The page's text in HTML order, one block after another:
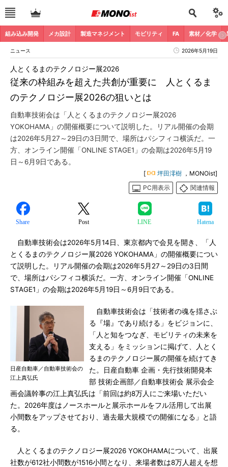
組み込み開発 メカ設計 製造マネジメント モビリティ FA 素材／化学
ニュース 2026年5月19日
従来の枠組みを超えた共創が重要に 人とくるま
のテクノロジー展2026の狙いとは
人とくるまのテクノロジー展2026
自動車技術会は「人とくるまのテクノロジー展2026
YOKOHAMA」の開催概要について説明した。リアル開催の会期
は2026年5月27～29日の3日間で、場所はパシフィコ横浜だ。一
方、オンライン開催「ONLINE STAGE1」の会期は2026年5月19
日～6月9日である。
[ 坪田澪樹 ，MONOist]
PC用表示
関連情報
Share Post LINE Hatena
自動車技術会は2026年5月14日、東京都内で会見を開き、「人
とくるまのテクノロジー展2026 YOKOHAMA」の開催概要につい
て説明した。リアル開催の会期は2026年5月27～29日の3日間
で、場所はパシフィコ横浜だ。一方、オンライン開催「ONLINE
STAGE1」の会期は2026年5月19日～6月9日である。
日産自動車／自動車技術会の
江上真弘氏
自動車技術会は「技術者の魂を揺さぶ
る『場』であり続ける」をビジョンに、
「人と知をつなぎ、モビリティの未来を
支える」をミッションに掲げて、人とく
るまのテクノロジー展の開催を続けてき
た。日産自動車 企画・先行技術開発本
部 技術企画部／自動車技術会 展示会企
画会議幹事の江上真弘氏は「前回は約8万人にご来場いただい
た。2026年度はノースホールと展示ホールをフル活用して出展
小間数をアップさせており、過去最大規模での開催になる」と語
る。
人とくるまのテクノロジー展2026 YOKOHAMAについて、出展
社数が612社小間数が1516小間となり、来場者数は8万人超えを想